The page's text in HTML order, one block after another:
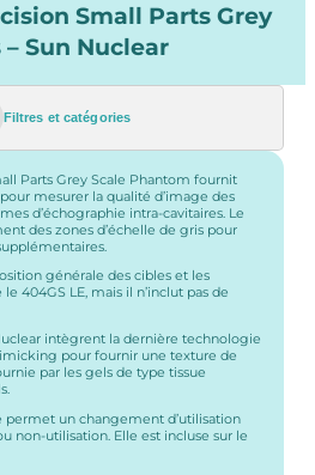
Small Parts Grey
Sun Nuclear
Filtres et catégories
Parts Grey Scale Phantom fournit
mesurer la qualité d’image des
d’échographie intra-cavitaires. Le
des zones d’échelle de gris pour
générale des cibles et les
404GS LE, mais il n’inclut pas de
intègrent la dernière technologie
pour fournir une texture de
par les gels de type tissue
permet un changement d’utilisation
non-utilisation. Elle est incluse sur le